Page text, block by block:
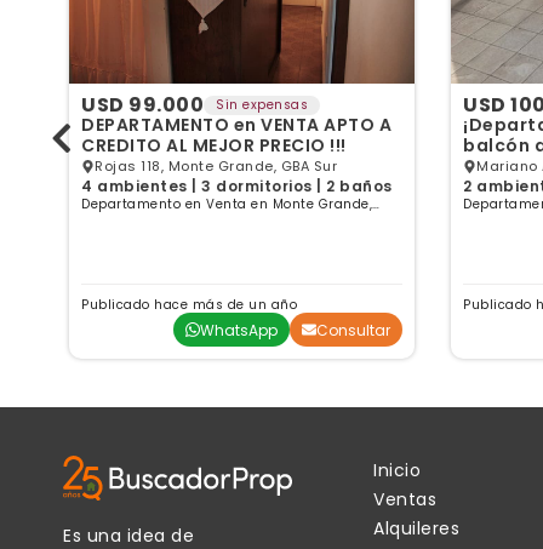
USD 99.000 Sin expensas
DEPARTAMENTO en VENTA APTO A
CREDITO AL MEJOR PRECIO !!!
Rojas 118, Monte Grande, GBA Sur
4 ambientes | 3 dormitorios | 2 baños
Departamento en Venta en Monte Grande,
Publicado hace más de un año
WhatsApp Consultar
USD
balcón
Mariano
Sur
2
Publicado
Es una idea de
Inicio
Ventas
Alquileres